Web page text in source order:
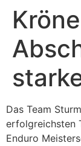
Das Team
erfolgreichsten
Enduro